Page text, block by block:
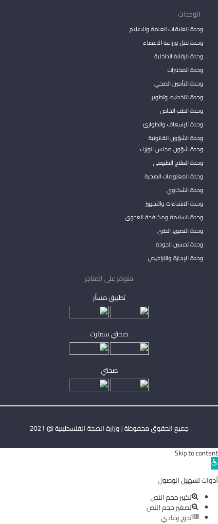
الوحدات
وحدة العلاقات العامة والاعلام
وحدة نقل وزراعة الاعضاء
وحدة الرقابة الداخلية
وحدة المختبرات
وحدة التأمين الصحي
وحدة التخطيط وتطوير
وحدة الطب الخاص
وحدة الإسعاف والطوارئ
وحدة الشؤون القانونية
وحدة شؤون مجلس الوزراء
وحدة العلاج الطبيعي
وحدة المعلومات الصحية
وحدة الشكاوي
وحدة الانشاءات والتجهيز
وحدة السلامة ومكافحة العدوى
وحدة التصوير الطبي
وحدة تحسين الجودة
وحدة الإجازة والتراخيص
متوفر على المتاجر
تطبيق مساْر
صحتي سمارت
صحتي
جميع الحقوق محفوظة | وزارة الصحة الفلسطينية @ 2021
Skip to content
Open
toolbar
أدوات تسهيل الوصول
تكبير حجم النص
تصغير حجم النص
تدرج رمادي